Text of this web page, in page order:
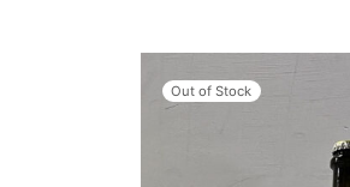
Out of Stock